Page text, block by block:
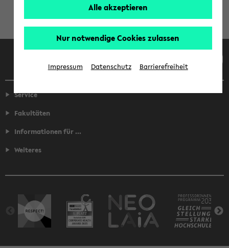
Facebook Instagram LinkedIn TikTok
Service
Fakultäten
Informationen für ...
Weiteres
Alle akzeptieren
Nur notwendige Cookies zulassen
Impressum Datenschutz Barrierefreiheit